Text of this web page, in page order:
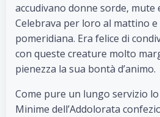
accudivano donne sorde, mute
Celebrava per loro al mattino e
pomeridiana. Era felice di
con queste creature molto
pienezza la sua bontà d’animo.
Come pure un lungo servizio
Minime dell’Addolorata